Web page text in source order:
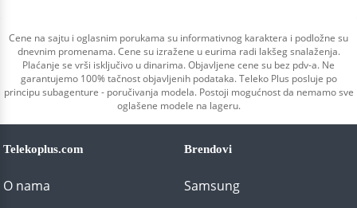
Cene na sajtu i oglasnim porukama su informativnog karaktera i podložne su
dnevnim promenama. Cene su izražene u eurima radi lakšeg snalaženja.
Plaćanje se vrši isključivo u dinarima. Objavljene cene su bez pdv-a. Ne
garantujemo 100% tačnost objavljenih podataka. Teleko Plus posluje po
principu subagenture - poručivanja modela. Postoji mogućnost da nemamo sve
oglašene modele na lageru.
Telekoplus.com
O nama
Brendovi
Samsung